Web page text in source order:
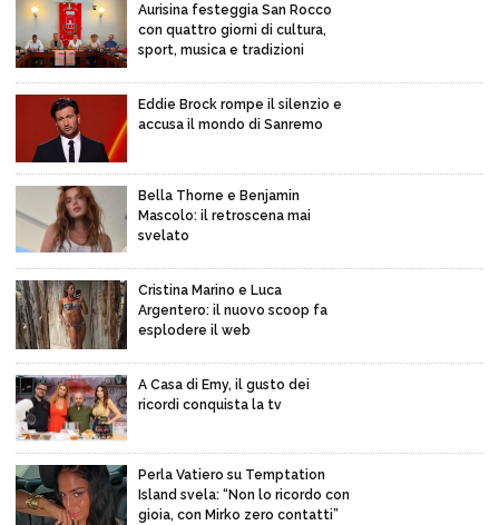
Aurisina festeggia San Rocco
con quattro giorni di cultura,
sport, musica e tradizioni
Eddie Brock rompe il silenzio e
accusa il mondo di Sanremo
Bella Thorne e Benjamin
Mascolo: il retroscena mai
svelato
Cristina Marino e Luca
Argentero: il nuovo scoop fa
esplodere il web
A Casa di Emy, il gusto dei
ricordi conquista la tv
Perla Vatiero su Temptation
Island svela: “Non lo ricordo con
gioia, con Mirko zero contatti”